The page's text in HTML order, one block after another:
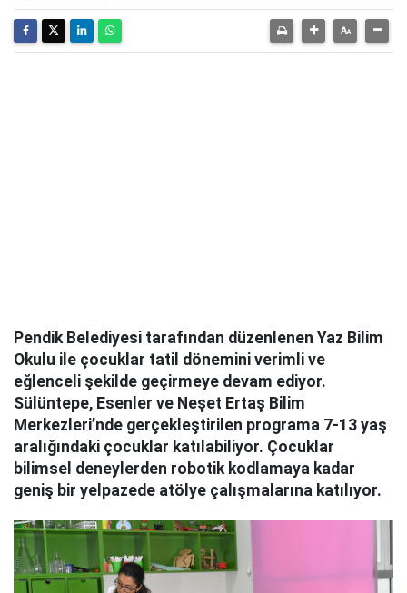
Pendik Belediyesi tarafından düzenlenen Yaz Bilim
Okulu ile çocuklar tatil dönemini verimli ve
eğlenceli şekilde geçirmeye devam ediyor.
Sülüntepe, Esenler ve Neşet Ertaş Bilim
Merkezleri’nde gerçekleştirilen programa 7-13 yaş
aralığındaki çocuklar katılabiliyor. Çocuklar
bilimsel deneylerden robotik kodlamaya kadar
geniş bir yelpazede atölye çalışmalarına katılıyor.